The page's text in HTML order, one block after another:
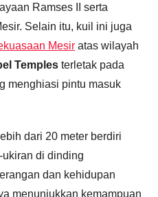
Ramses II serta
Selain itu, kuil ini juga
Mesir atas wilayah
Temples terletak pada
menghiasi pintu masuk
dari 20 meter berdiri
di dinding
dan kehidupan
menunjukkan kemampuan